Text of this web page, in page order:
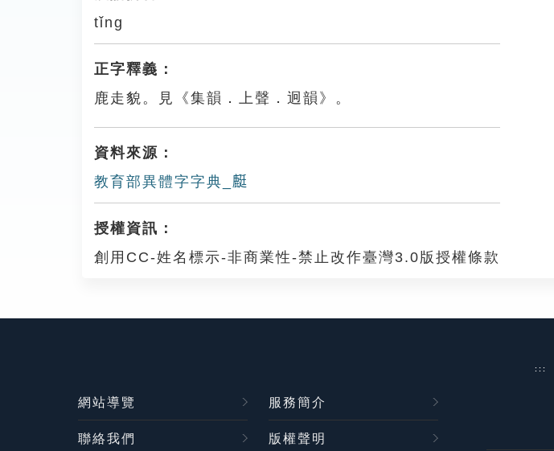
tǐng
正字釋義：
鹿走貌。見《集韻．上聲．迥韻》。
資料來源：
教育部異體字字典_𪊶
授權資訊：
創用CC-姓名標示-非商業性-禁止改作臺灣3.0版授權條款
:::
網站導覽 服務簡介
聯絡我們 版權聲明